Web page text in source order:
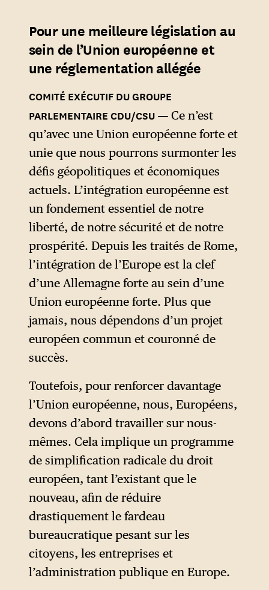
Pour une meilleure législation au
sein de l’Union européenne et
une réglementation allégée
Ce n’est
qu’avec une Union européenne forte et
unie que nous pourrons surmonter les
défis géopolitiques et économiques
actuels. L’intégration européenne est
un fondement essentiel de notre
liberté, de notre sécurité et de notre
prospérité. Depuis les traités de Rome,
l’intégration de l’Europe est la clef
d’une Allemagne forte au sein d’une
Union européenne forte. Plus que
jamais, nous dépendons d’un projet
européen commun et couronné de
succès.
Toutefois, pour renforcer davantage
l’Union européenne, nous, Européens,
devons d’abord travailler sur nous-
mêmes. Cela implique un programme
de simplification radicale du droit
européen, tant l’existant que le
nouveau, afin de réduire
drastiquement le fardeau
bureaucratique pesant sur les
citoyens, les entreprises et
l’administration publique en Europe.